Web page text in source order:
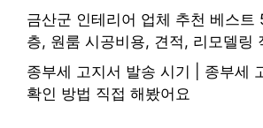
금산군 인테리어 업체 추천 베스트
층, 원룸 시공비용, 견적, 리모델링
종부세 고지서 발송 시기 | 종부세
확인 방법 직접 해봤어요